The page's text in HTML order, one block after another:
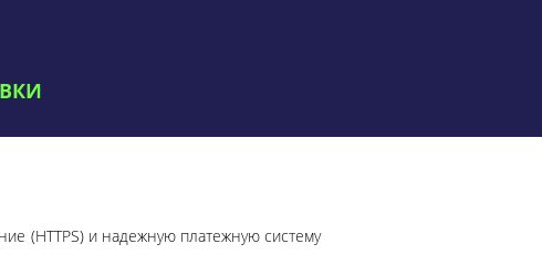
(HTTPS) и надежную платежную систему